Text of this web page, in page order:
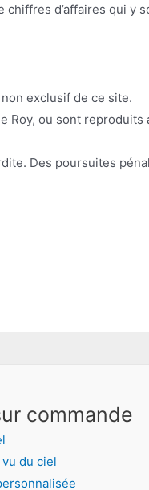
chiffres d’affaires qui y
exclusif de ce site.
ou sont
Des poursuites
commande
du ciel